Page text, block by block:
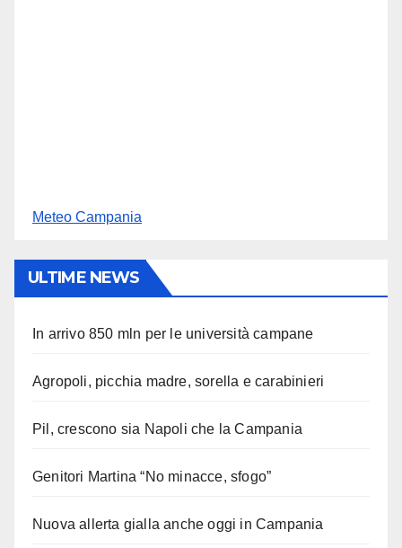
Meteo Campania
ULTIME NEWS
In arrivo 850 mln per le università campane
Agropoli, picchia madre, sorella e carabinieri
Pil, crescono sia Napoli che la Campania
Genitori Martina “No minacce, sfogo”
Nuova allerta gialla anche oggi in Campania